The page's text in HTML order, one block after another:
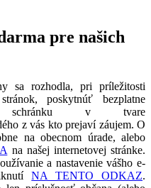
pre našich
sa rozhodla, pri príležitosti
poskytnúť bezplatne
schránku v tvare
z vás kto prejaví záujem. O
na obecnom úrade, alebo
na našej internetovej stránke.
a nastavenie vášho e-
NA TENTO ODKAZ.